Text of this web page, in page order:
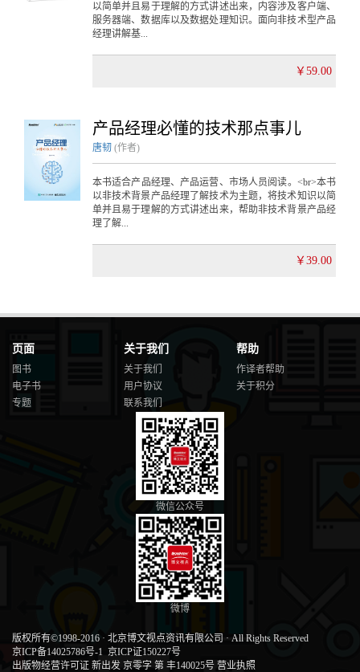
以简单并且易于理解的方式讲述出来，内容涉及客户端、
服务器端、数据库以及数据处理知识。面向非技术型产品
经理讲解基...
￥59.00
产品经理必懂的技术那点事儿
唐韧 (作者)
本书适合产品经理、产品运营、市场人员阅读。<br>本书
以非技术背景产品经理了解技术为主题，将技术知识以简
单并且易于理解的方式讲述出来，帮助非技术背景产品经
理了解...
￥39.00
页面
图书
电子书
专题
关于我们
关于我们
用户协议
联系我们
帮助
作译者帮助
关于积分
微信公众号
微博
版权所有©1998-2016 · 北京博文视点资讯有限公司 · All Rights Reserved
京ICP备14025786号-1 京ICP证150227号
出版物经营许可证 新出发 京零字 第 丰140025号 营业执照